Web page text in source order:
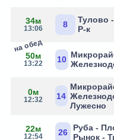
34м
13:06 8
Тулово
Р-к
50м
13:22
на обед
10
0м
12:32 14
Лужесно
22м
12:54 26
Руба -
Рынок -